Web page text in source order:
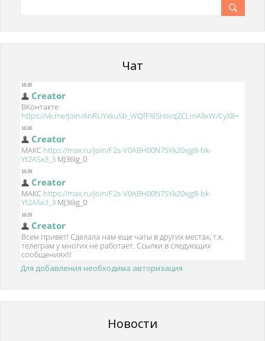
Чат
Для добавления необходима авторизация
Новости